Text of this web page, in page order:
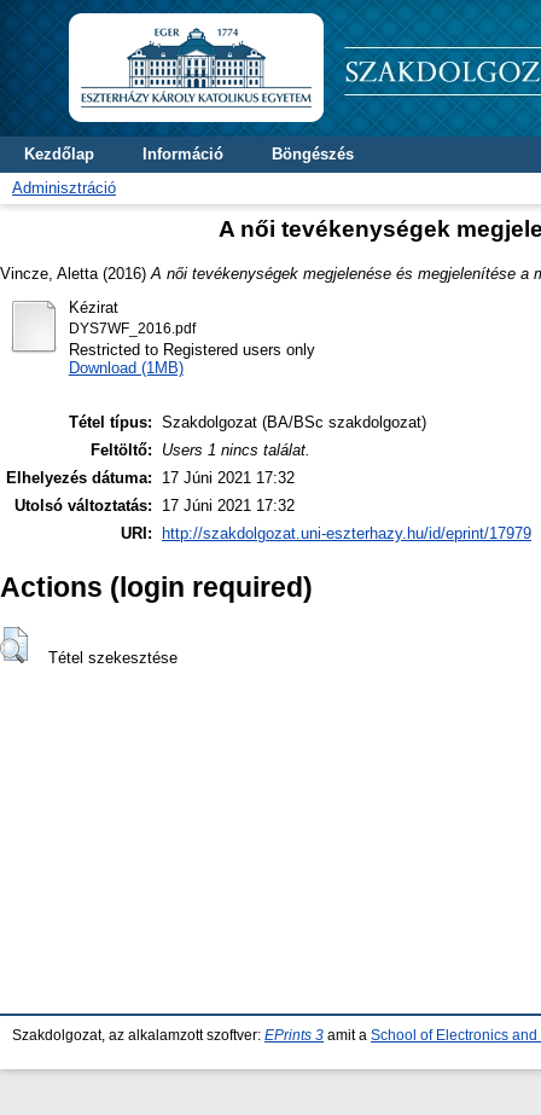
Kezdőlap Információ
Böngészés
Adminisztráció
A női tevékenységek
Vincze, Aletta (2016) A női tevékenységek megjelenése és megjelenítése a
Kézirat
DYS7WF_2016.pdf
Restricted to Registered users only
Download (1MB)
Tétel típus: Szakdolgozat (BA/BSc szakdolgozat)
Feltöltő:
Users 1 nincs találat.
Elhelyezés dátuma:
17 Júni 2021 17:32
Utolsó változtatás:
17 Júni 2021 17:32
URI:
http://szakdolgozat.uni-eszterhazy.hu/id/eprint/17979
Actions (login required)
Tétel szekesztése
Szakdolgozat, az alkalamzott szoftver: EPrints 3 amit a School of Electronics